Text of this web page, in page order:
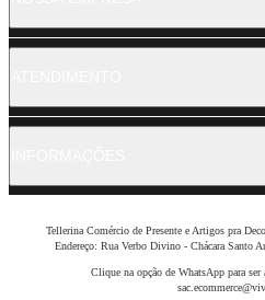
Tellerina Comércio de Presente e Artigos pra
Endereço: Rua Verbo Divino - Chácara Santo
Clique na opção de WhatsApp para